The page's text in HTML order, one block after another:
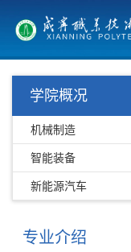
学院概况
机械制造
智能装备
新能源汽车
专业介绍